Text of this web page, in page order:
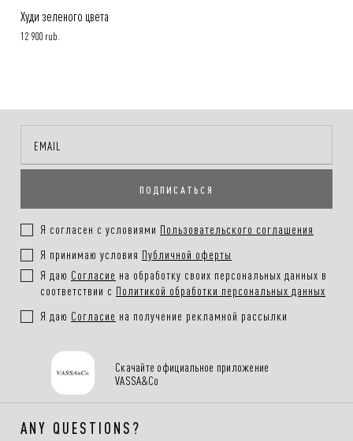
Худи зеленого цвета
12 900 rub.
ПОДПИСАТЬСЯ
Я согласен с условиями Пользовательского соглашения
Я принимаю условия Публичной оферты
Я даю Согласие на обработку своих персональных данных в
соответствии с Политикой обработки персональных данных
Я даю Согласие на получение рекламной рассылки
Скачайте официальное приложение
VASSA&Co
ANY QUESTIONS?